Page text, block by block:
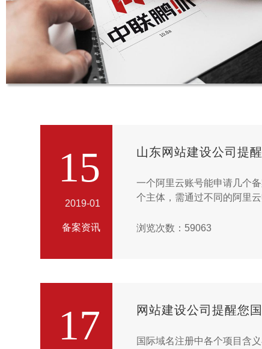
VI设计
中联鹏派体育培训基地
品牌网站建设
15
2019-01
备案资讯
山东网站建设公司提
一个阿里云账号能申请几个
个主体，需通过不同的阿里
况进行操作。...
浏览次数：59063
17 网站建设公司提醒您
国际域名注册中各个项目含